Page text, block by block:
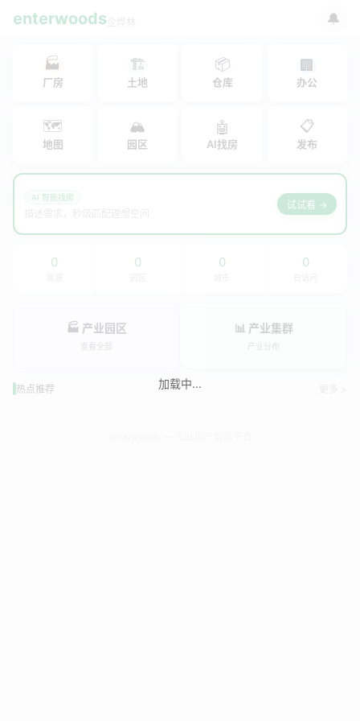
enterwoods 🔔
🏭
厂房
🏗
土地
📦
仓库
🏢
办公
🗺
地图
🏔
园区
🤖
AI找房
📋
发布
AI 智能找房
试试看 →
0 0 0 0
🏭 产业园区
查看全部
📊 产业集群
产业分布
热点推荐 加载中...